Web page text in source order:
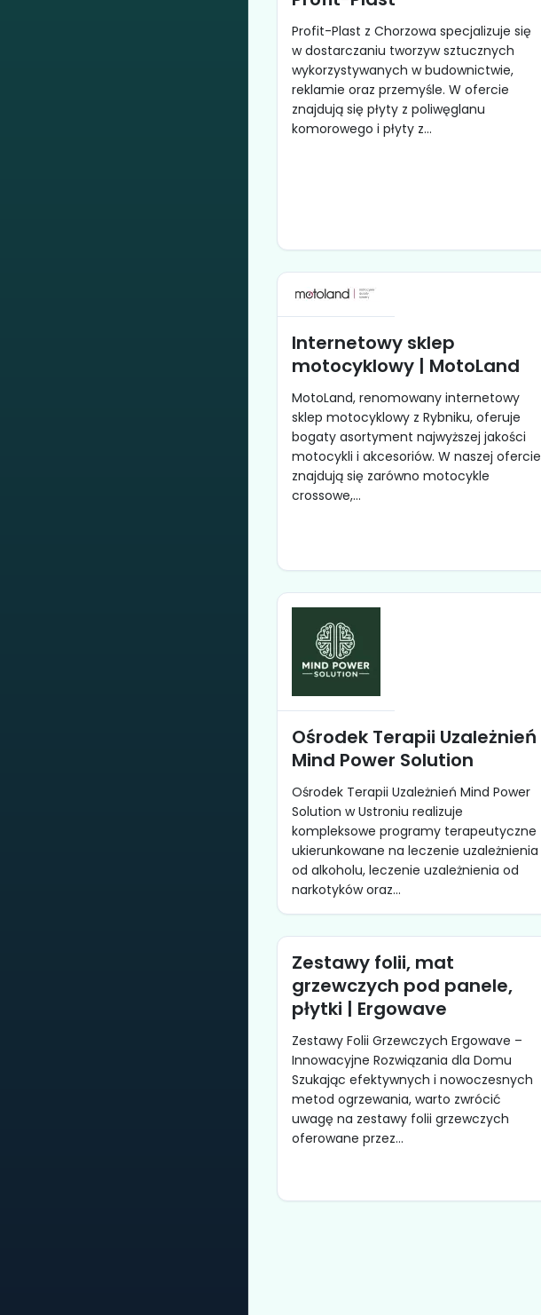
Profit-Plast z Chorzowa specjalizuje się
w dostarczaniu tworzyw sztucznych
wykorzystywanych w budownictwie,
reklamie oraz przemyśle. W ofercie
znajdują się płyty z poliwęglanu
komorowego i płyty z...
Internetowy sklep
motocyklowy | MotoLand
MotoLand, renomowany internetowy
sklep motocyklowy z Rybniku, oferuje
bogaty asortyment najwyższej jakości
motocykli i akcesoriów. W naszej ofercie
znajdują się zarówno motocykle
crossowe,...
Ośrodek Terapii Uzależnień
Mind Power Solution
Ośrodek Terapii Uzależnień Mind Power
Solution w Ustroniu realizuje
kompleksowe programy terapeutyczne
ukierunkowane na leczenie uzależnienia
od alkoholu, leczenie uzależnienia od
narkotyków oraz...
Zestawy folii, mat
grzewczych pod panele,
płytki | Ergowave
Zestawy Folii Grzewczych Ergowave –
Innowacyjne Rozwiązania dla Domu
Szukając efektywnych i nowoczesnych
metod ogrzewania, warto zwrócić
uwagę na zestawy folii grzewczych
oferowane przez...